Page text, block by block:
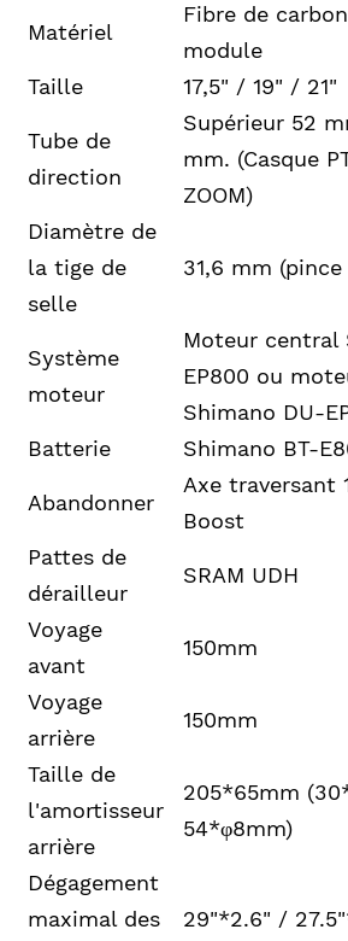
Matériel
Fibre de
module
Taille
17,5" / 19" / 21"
Tube de
direction
Supérieur 52
mm. (Casque
ZOOM)
Diamètre de
la tige de
selle
31,6 mm
Système
moteur
Moteur central
EP800 ou
Shimano DU-
Batterie
Shimano BT-
Abandonner
Axe traversant
Boost
Pattes de
dérailleur
SRAM UDH
Voyage
avant
150mm
Voyage
arrière
150mm
Taille de
l'amortisseur
arrière
205*65mm
54*φ8mm)
Dégagement
maximal des
29"*2.6" /